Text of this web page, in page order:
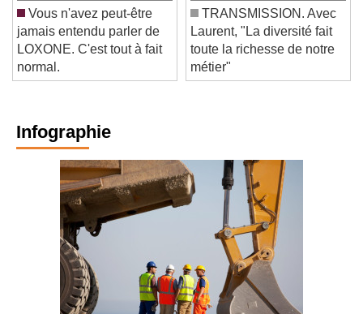
Vous n'avez peut-être
jamais entendu parler de
LOXONE. C'est tout à fait
normal.
TRANSMISSION. Avec
Laurent, "La diversité fait
toute la richesse de notre
métier"
Infographie